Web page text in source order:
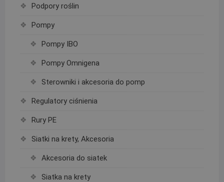
Podpory roślin
Pompy
Pompy IBO
Pompy Omnigena
Sterowniki i akcesoria do pomp
Regulatory ciśnienia
Rury PE
Siatki na krety, Akcesoria
Akcesoria do siatek
Siatka na krety